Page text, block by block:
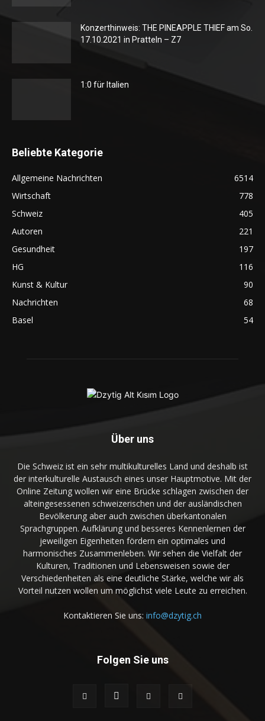
Konzerthinweis: THE PINEAPPLE THIEF am So.
17.10.2021 in Pratteln – Z7
1:0 für Italien
Beliebte Kategorie
Allgemeine Nachrichten
6514
Wirtschaft
778
Schweiz
405
Autoren
221
Gesundheit
197
HG
116
Kunst & Kultur
90
Nachrichten
68
Basel
54
Über uns
Die Schweiz ist ein sehr multikulturelles Land und deshalb ist
der interkulturelle Austausch eines unser Hauptmotive. Mit der
Online Zeitung wollen wir eine Brücke schlagen zwischen der
alteingesessenen schweizerischen und der ausländischen
Bevölkerung aber auch zwischen überkantonalen
Sprachgruppen. Aufklärung und besseres Kennenlernen der
jeweiligen Eigenheiten fördern ein optimales und
harmonisches Zusammenleben. Wir sehen die Vielfalt der
Kulturen, Traditionen und Lebensweisen sowie der
Verschiedenheiten als eine deutliche Stärke, welche wir als
Vorteil nutzen wollen um möglichst viele Leute zu erreichen.
Kontaktieren Sie uns: info@dzytig.ch
Folgen Sie uns